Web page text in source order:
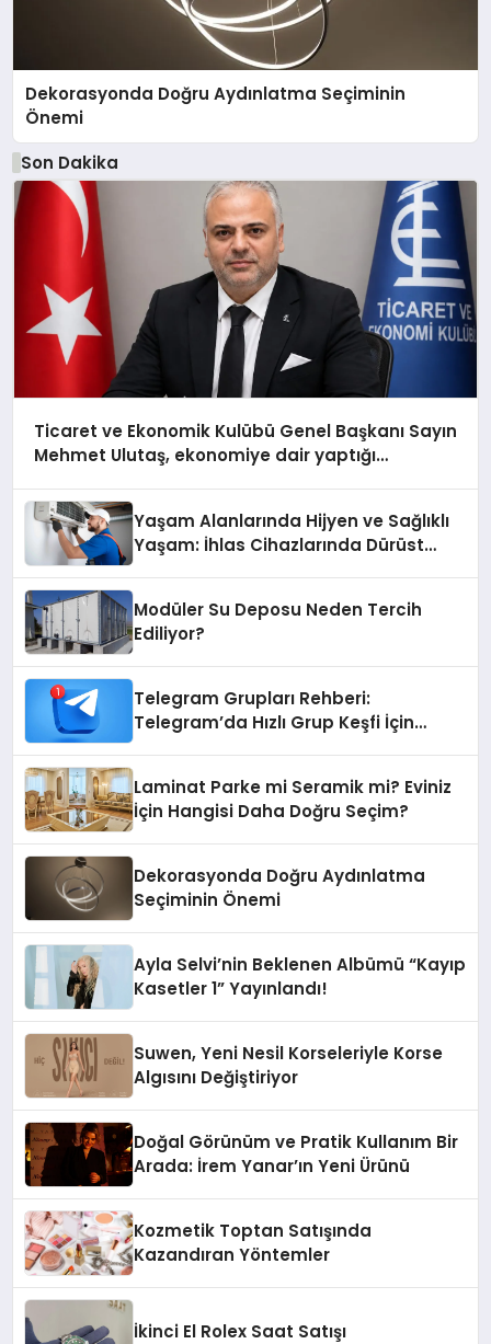
Dekorasyonda Doğru Aydınlatma Seçiminin
Önemi
Son Dakika
Ticaret ve Ekonomik Kulübü Genel Başkanı Sayın
Mehmet Ulutaş, ekonomiye dair yaptığı
Yaşam Alanlarında Hijyen ve Sağlıklı
Yaşam: İhlas Cihazlarında Dürüst
Modüler Su Deposu Neden Tercih
Ediliyor?
Telegram Grupları Rehberi:
Telegram’da Hızlı Grup Keşfi İçin
Laminat Parke mi Seramik mi? Eviniz
İçin Hangisi Daha Doğru Seçim?
Dekorasyonda Doğru Aydınlatma
Seçiminin Önemi
Ayla Selvi’nin Beklenen Albümü “Kayıp
Kasetler 1” Yayınlandı!
Suwen, Yeni Nesil Korseleriyle Korse
Algısını Değiştiriyor
Doğal Görünüm ve Pratik Kullanım Bir
Arada: İrem Yanar’ın Yeni Ürünü
Kozmetik Toptan Satışında
Kazandıran Yöntemler
İkinci El Rolex Saat Satışı